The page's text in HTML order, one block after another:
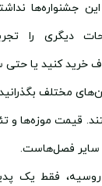
جشنواره‌ها
دیگری را
خرید کنید یا حتی
مختلف
قیمت موزه‌ها و
سایر فصل‌هاست.
فقط یک